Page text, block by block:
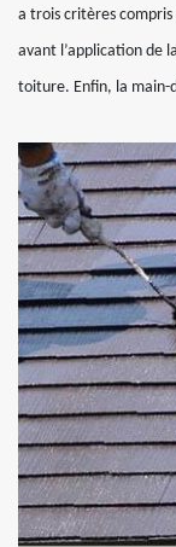
a trois critères
avant l’application de
toiture. Enfin, la main-